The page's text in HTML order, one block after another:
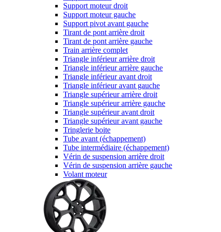
Support moteur droit
Support moteur gauche
Support pivot avant gauche
Tirant de pont arrière droit
Tirant de pont arrière gauche
Train arrière complet
Triangle inférieur arrière droit
Triangle inférieur arrière gauche
Triangle inférieur avant droit
Triangle inférieur avant gauche
Triangle supérieur arrière droit
Triangle supérieur arrière gauche
Triangle supérieur avant droit
Triangle supérieur avant gauche
Tringlerie boite
Tube avant (échappement)
Tube intermédiaire (échappement)
Vérin de suspension arrière droit
Vérin de suspension arrière gauche
Volant moteur